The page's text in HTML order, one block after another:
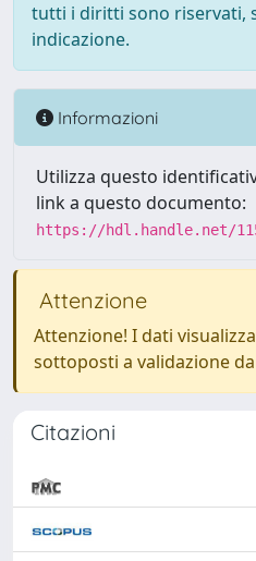
tutti i diritti sono riservati,
indicazione.
Informazioni
Utilizza questo
link a questo documento:
https://hdl.handle.net/
Attenzione
Attenzione! I dati
sottoposti a validazione
Citazioni